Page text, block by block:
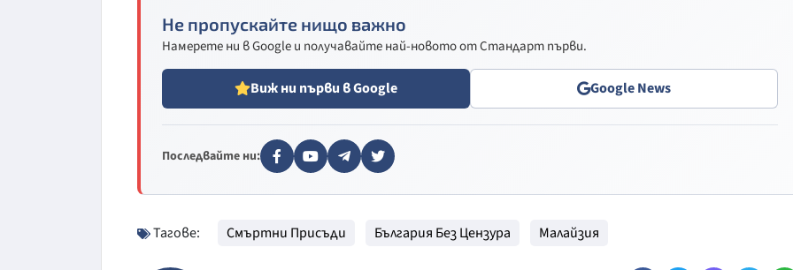
Не пропускайте нищо важно
Намерете ни в Google и получавайте най-новото от Стандарт първи.
Виж ни първи в Google Google News
Последвайте ни:
Тагове: Смъртни Присъди България Без Цензура Малайзия